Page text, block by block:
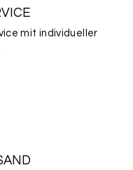
mit individueller